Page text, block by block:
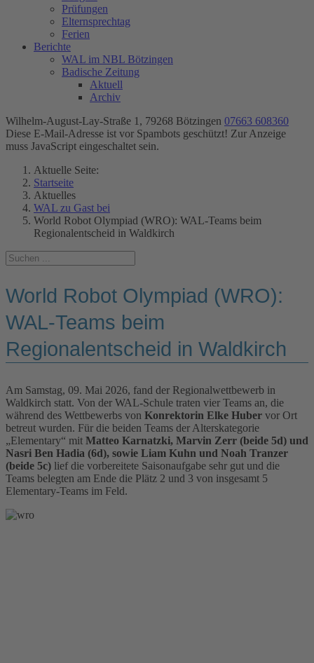
Prüfungen
Elternsprechtag
Ferien
Berichte
WAL im NBL Bötzingen
Badische Zeitung
Aktuell
Archiv
Wilhelm-August-Lay-Straße 1, 79268 Bötzingen 07663 608360
Diese E-Mail-Adresse ist vor Spambots geschützt! Zur Anzeige
muss JavaScript eingeschaltet sein.
Aktuelle Seite:
Startseite
Aktuelles
WAL zu Gast bei
World Robot Olympiad (WRO): WAL-Teams beim
Regionalentscheid in Waldkirch
World Robot Olympiad (WRO):
WAL-Teams beim
Regionalentscheid in Waldkirch
Am Samstag, 09. Mai 2026, fand der Regionalwettbewerb in
Waldkirch statt. Von der WAL-Schule traten vier Teams an, die
während des Wettbewerbs von Konrektorin Elke Huber vor Ort
betreut wurden. Für die beiden Teams der Alterskategorie
„Elementary“ mit Matteo Karnatzki, Marvin Zerr (beide 5d) und
Nasri Ben Hadia (6d), sowie Liam Kuhn und Noah Tranzer
(beide 5c) lief die vorbereitete Saisonaufgabe sehr gut und die
Teams belegten am Ende die Plätz 2 und 3 von insgesamt 5
Elementary-Teams im Feld.